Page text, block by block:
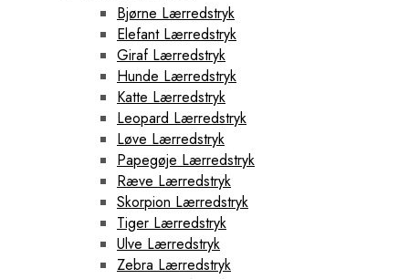
Bjørne Lærredstryk
Elefant Lærredstryk
Giraf Lærredstryk
Hunde Lærredstryk
Katte Lærredstryk
Leopard Lærredstryk
Løve Lærredstryk
Papegøje Lærredstryk
Ræve Lærredstryk
Skorpion Lærredstryk
Tiger Lærredstryk
Ulve Lærredstryk
Zebra Lærredstryk